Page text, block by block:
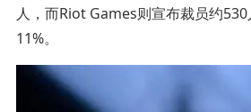
人，而Riot Games则宣布裁员约
11%。